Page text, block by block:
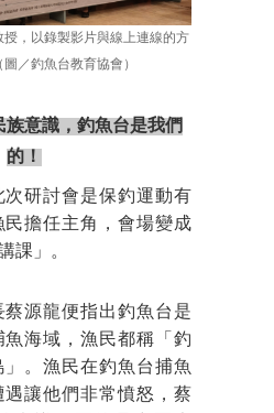
，以錄製影片與線上連線的方
／釣魚台教育協會）
意識，釣魚台是我們
的！
研討會是保釣運動有
民擔任主角，會場變成
課」。
源龍便指出釣魚台是
海域，漁民都稱「釣
。漁民在釣魚台捕魚
讓他們非常憤怒，蔡